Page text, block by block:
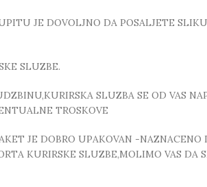
JE DOVOLJNO DA POSALJETE
SLUZBE.
SLUZBA SE OD VAS
TROSKOVE
JE DOBRO UPAKOVAN -NAZNACENO
KURIRSKE SLUZBE,MOLIMO VAS DA